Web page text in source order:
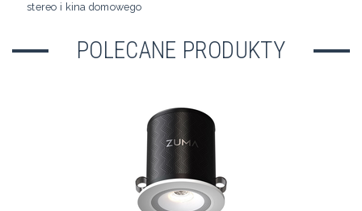
stereo i kina domowego
POLECANE PRODUKTY